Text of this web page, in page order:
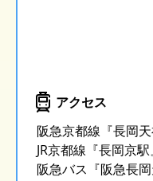
アクセス
阪急京都線『長岡
JR京都線『長岡京
阪急バス『阪急長